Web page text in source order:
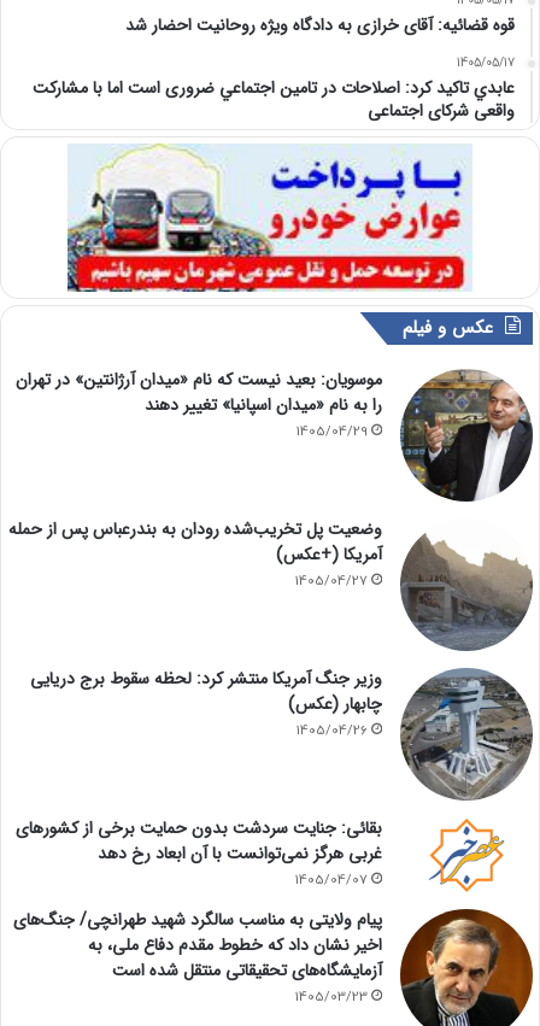
قوه قضائیه: آقای خرازی به دادگاه ویژه روحانیت احضار شد
1405/05/17
عابدي تاكيد كرد: اصلاحات در تامين اجتماعي ضروری است اما با مشارکت
واقعی شرکای اجتماعی
عکس و فیلم
موسویان: بعید نیست که نام «میدان آرژانتین» در تهران
را به نام «میدان اسپانیا» تغییر دهند
1405/04/29
وضعیت پل تخریب‌شده رودان به بندرعباس پس از حمله
آمریکا (+عکس)
1405/04/27
وزیر جنگ آمریکا منتشر کرد: لحظه سقوط برج دریایی
چابهار (عکس)
1405/04/26
بقائی: جنایت سردشت بدون حمایت برخی از کشورهای
غربی هرگز نمی‌توانست با آن ابعاد رخ دهد
1405/04/07
پیام ولایتی به مناسب سالگرد شهید طهرانچی/ جنگ‌های
اخیر نشان داد که خطوط مقدم دفاع ملی، به
آزمایشگاه‌های تحقیقاتی منتقل شده است
1405/03/23